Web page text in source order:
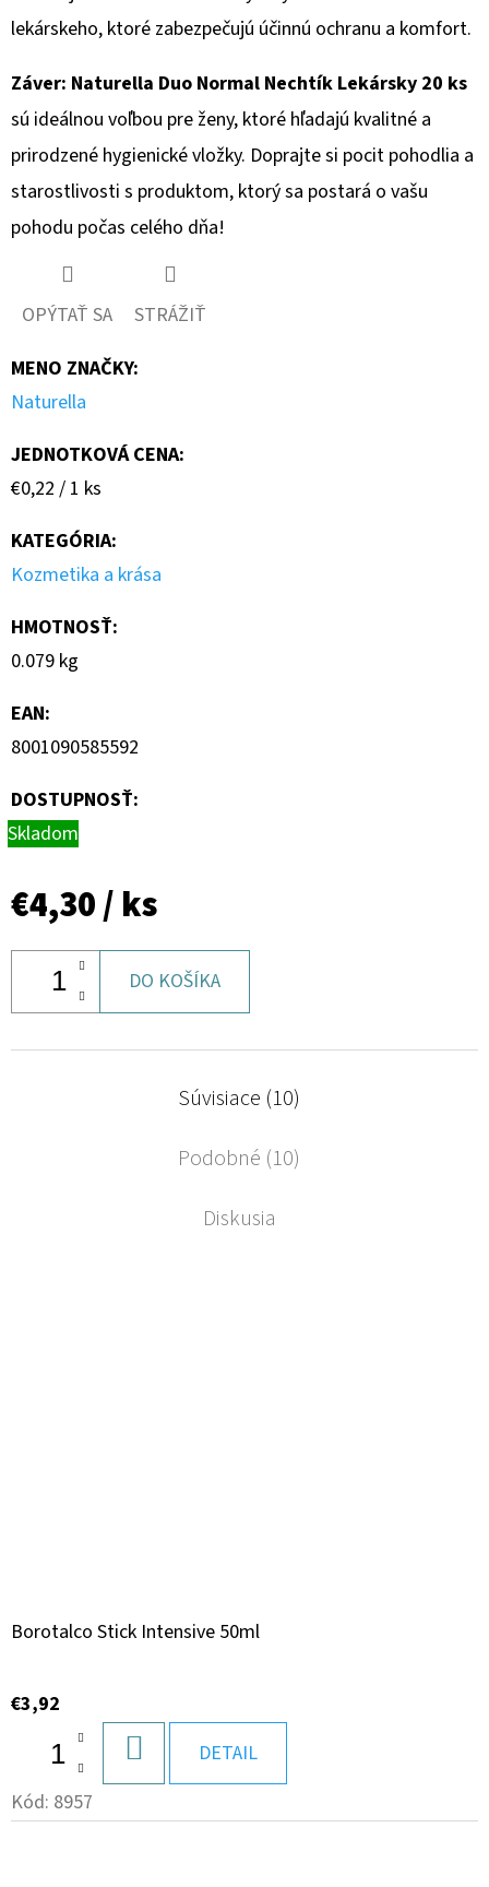
lekárskeho, ktoré zabezpečujú účinnú ochranu a komfort.
Záver: Naturella Duo Normal Nechtík Lekársky 20 ks
sú ideálnou voľbou pre ženy, ktoré hľadajú kvalitné a
prirodzené hygienické vložky. Doprajte si pocit pohodlia a
starostlivosti s produktom, ktorý sa postará o vašu
pohodu počas celého dňa!
OPÝTAŤ SA
STRÁŽIŤ
MENO ZNAČKY:
Naturella
JEDNOTKOVÁ CENA:
Jednotková
€0,22 / 1 ks
KATEGÓRIA:
Kozmetika a krása
HMOTNOSŤ:
0.079 kg
EAN:
8001090585592
DOSTUPNOSŤ:
Skladom
€4,30/ ks
DO KOŠÍKA
Súvisiace (10)
Podobné (10)
Diskusia
Borotalco Stick Intensive 50ml
€3,92
KOŠÍKA
DETAIL
Kód: 8957